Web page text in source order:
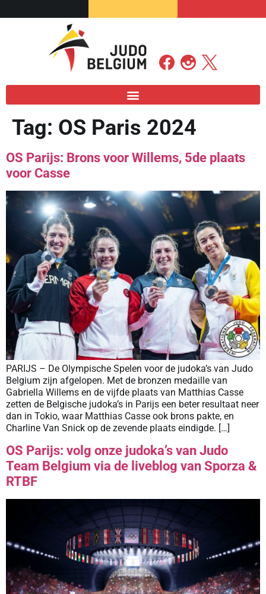
Tag: OS Paris 2024
OS Parijs: Brons voor Willems, 5de plaats
voor Casse
PARIJS – De Olympische Spelen voor de judoka’s van Judo
Belgium zijn afgelopen. Met de bronzen medaille van
Gabriella Willems en de vijfde plaats van Matthias Casse
zetten de Belgische judoka’s in Parijs een beter resultaat neer
dan in Tokio, waar Matthias Casse ook brons pakte, en
Charline Van Snick op de zevende plaats eindigde. […]
OS Parijs: volg onze judoka’s van Judo
Team Belgium via de liveblog van Sporza &
RTBF